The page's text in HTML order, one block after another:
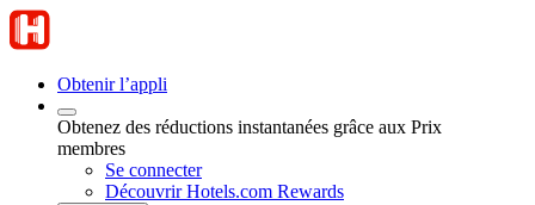
Obtenir l’appli
Obtenez des réductions instantanées grâce aux Prix
membres
Se connecter
Découvrir Hotels.com Rewards